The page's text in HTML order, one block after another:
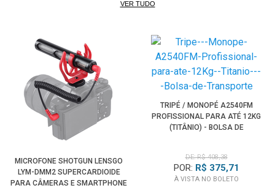
VER TUDO
MICROFONE SHOTGUN LENSGO
LYM-DMM2 SUPERCARDIOIDE
PARA CÂMERAS E SMARTPHONE
TRIPÉ / MONOPÉ A2540FM
PROFISSIONAL PARA ATÉ 12KG
(TITÂNIO) - BOLSA DE
DE: R$ 408,38
POR: R$ 375,71
À VISTA NO BOLETO